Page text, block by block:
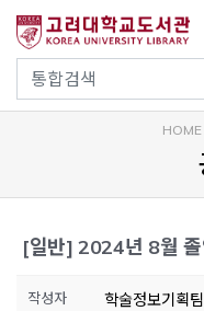
건
기
통합검색
사이트내 검색
HOME
[일반]2024년 8월 졸
작성자 학술정보기획팀